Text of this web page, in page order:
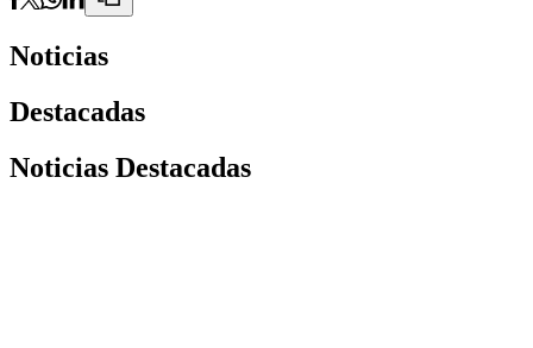
Noticias
Destacadas
Noticias Destacadas